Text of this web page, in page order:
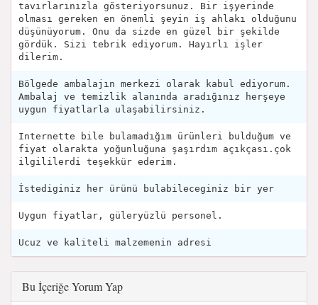
tavırlarınızla gösteriyorsunuz. Bir işyerinde
olması gereken en önemli şeyin iş ahlakı olduğunu
düşünüyorum. Onu da sizde en güzel bir şekilde
gördük. Sizi tebrik ediyorum. Hayırlı işler
dilerim.
Bölgede ambalajın merkezi olarak kabul ediyorum.
Ambalaj ve temizlik alanında aradığınız herşeye
uygun fiyatlarla ulaşabilirsiniz.
Internette bile bulamadığım ürünleri bulduğum ve
fiyat olarakta yoğunluğuna şaşırdım açıkçası.çok
ilgililerdi teşekkür ederim.
İstediginiz her ürünü bulabileceginiz bir yer
Uygun fiyatlar, güleryüzlü personel.
Ucuz ve kaliteli malzemenin adresi
Bu İçeriğe Yorum Yap